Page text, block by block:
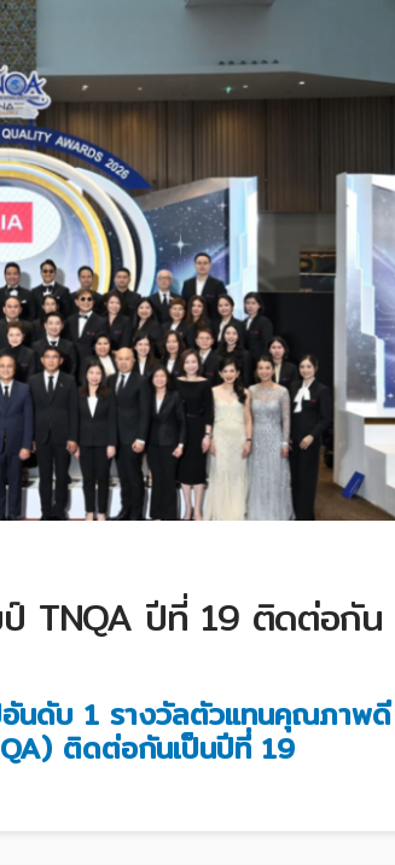
ป์ TNQA ปีที่ 19 ติดต่อกัน
อันดับ 1 รางวัลตัวแทนคุณภาพดี
ติดต่อกันเป็นปีที่ 19